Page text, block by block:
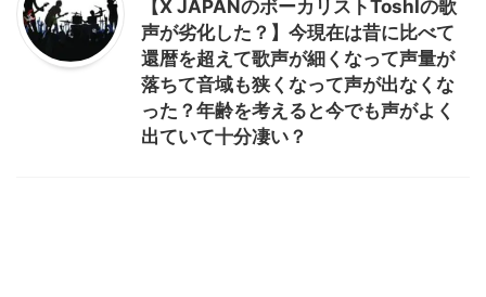
【X JAPANのボーカリストToshIの歌
声が劣化した？】今現在は昔に比べて
還暦を超えて歌声が細くなって声量が
落ちて音域も狭くなって声が出なくな
った？年齢を考えると今でも声がよく
出ていて十分凄い？